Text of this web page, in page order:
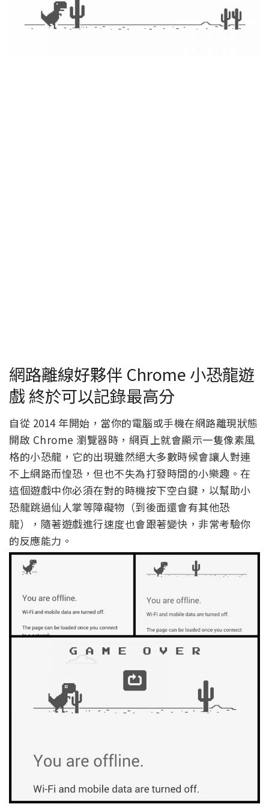
網路離線好夥伴 Chrome 小恐龍遊
戲 終於可以記錄最高分
自從 2014 年開始，當你的電腦或手機在網路離現狀態
開啟 Chrome 瀏覽器時，網頁上就會顯示一隻像素風
格的小恐龍，它的出現雖然絕大多數時候會讓人對連
不上網路而惶恐，但也不失為打發時間的小樂趣。在
這個遊戲中你必須在對的時機按下空白鍵，以幫助小
恐龍跳過仙人掌等障礙物（到後面還會有其他恐
龍），隨著遊戲進行速度也會跟著變快，非常考驗你
的反應能力。